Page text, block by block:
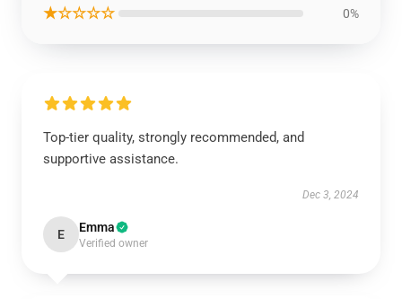
★☆☆☆☆ 0%
Top-tier quality, strongly recommended, and
supportive assistance.
Dec 3, 2024
E Emma
Verified owner